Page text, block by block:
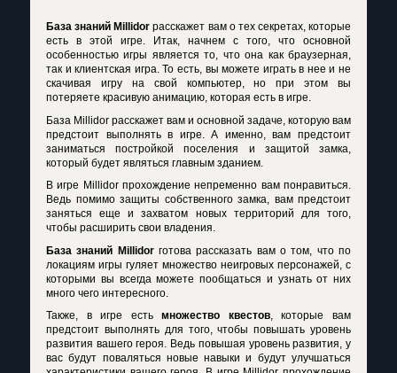
База знаний Millidor расскажет вам о тех секретах, которые
есть в этой игре. Итак, начнем с того, что основной
особенностью игры является то, что она как браузерная,
так и клиентская игра. То есть, вы можете играть в нее и не
скачивая игру на свой компьютер, но при этом вы
потеряете красивую анимацию, которая есть в игре.
База Millidor расскажет вам и основной задаче, которую вам
предстоит выполнять в игре. А именно, вам предстоит
заниматься постройкой поселения и защитой замка,
который будет являться главным зданием.
В игре Millidor прохождение непременно вам понравиться.
Ведь помимо защиты собственного замка, вам предстоит
заняться еще и захватом новых территорий для того,
чтобы расширить свои владения.
База знаний Millidorготова рассказать вам о том, что по
локациям игры гуляет множество неигровых персонажей, с
которыми вы всегда можете пообщаться и узнать от них
много чего интересного.
Также, в игре естьмножество квестов, которые вам
предстоит выполнять для того, чтобы повышать уровень
развития вашего героя. Ведь повышая уровень развития, у
вас будут поваляться новые навыки и будут улучшаться